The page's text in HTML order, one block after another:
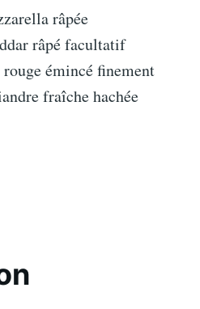
râpée
râpé facultatif
émincé finement
fraîche hachée